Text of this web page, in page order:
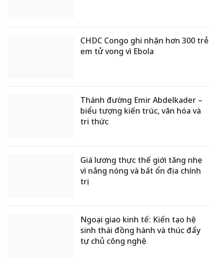
CHDC Congo ghi nhận hơn 300 trẻ
em tử vong vì Ebola
Thánh đường Emir Abdelkader –
biểu tượng kiến trúc, văn hóa và
tri thức
Giá lương thực thế giới tăng nhẹ
vì nắng nóng và bất ổn địa chính
trị
Ngoại giao kinh tế: Kiến tạo hệ
sinh thái đồng hành và thúc đẩy
tự chủ công nghệ